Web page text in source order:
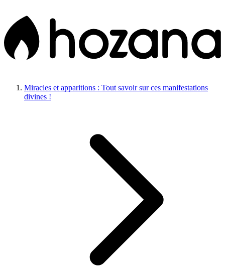
Miracles et apparitions : Tout savoir sur ces manifestations
divines !